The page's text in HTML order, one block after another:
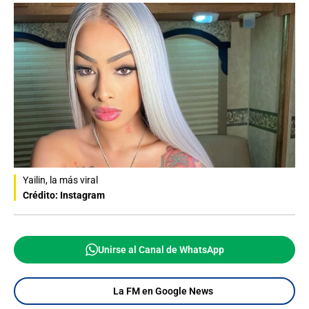
Yailin, la más viral
Crédito: Instagram
Unirse al Canal de WhatsApp
La FM en Google News